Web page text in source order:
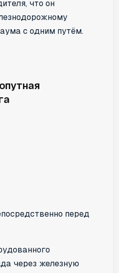
что он
с одним путём.
перед
через железную